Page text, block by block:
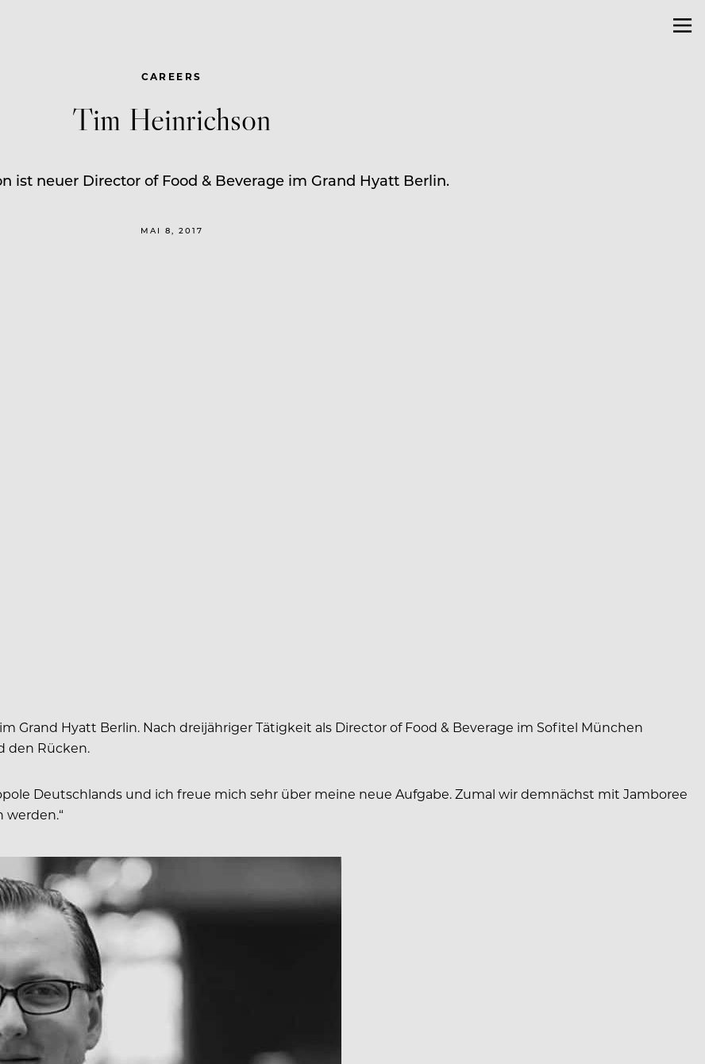
CAREERS
Tim Heinrichson
ist neuer Director of Food & Beverage im Grand Hyatt Berlin.
MAI 8, 2017
Grand Hyatt Berlin. Nach dreijähriger Tätigkeit als Director of Food & Beverage im Sofitel München
den Rücken.
Deutschlands und ich freue mich sehr über meine neue Aufgabe. Zumal wir demnächst mit Jamboree
werden.“